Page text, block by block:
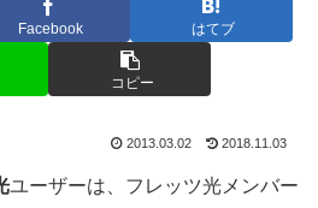
Facebook はてブ
コピー
2013.03.02 2018.11.03
ユーザーは、フレッツ光メンバー